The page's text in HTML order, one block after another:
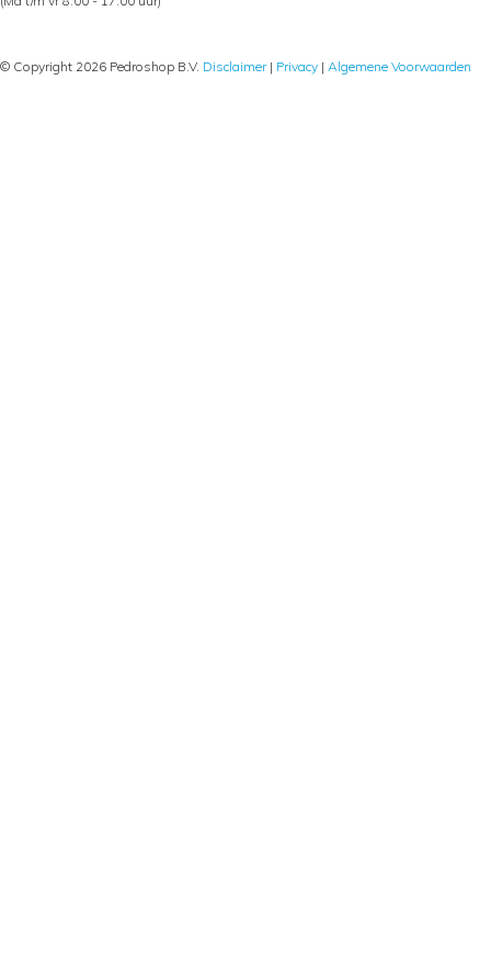
© Copyright 2026 Pedroshop B.V. Disclaimer| Privacy | Algemene Voorwaarden